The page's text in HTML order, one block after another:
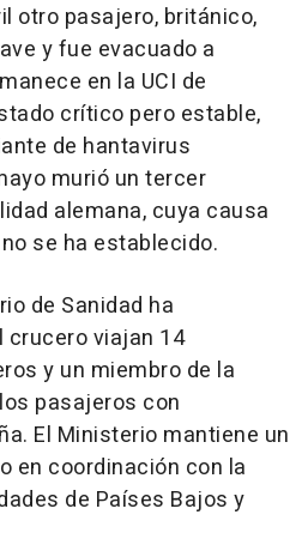
otro pasajero, británico,
y fue evacuado a
en la UCI de
crítico pero estable,
de hantavirus
murió un tercer
alemana, cuya causa
se ha establecido.
de Sanidad ha
crucero viajan 14
y un miembro de la
pasajeros con
El Ministerio mantiene un
en coordinación con la
de Países Bajos y